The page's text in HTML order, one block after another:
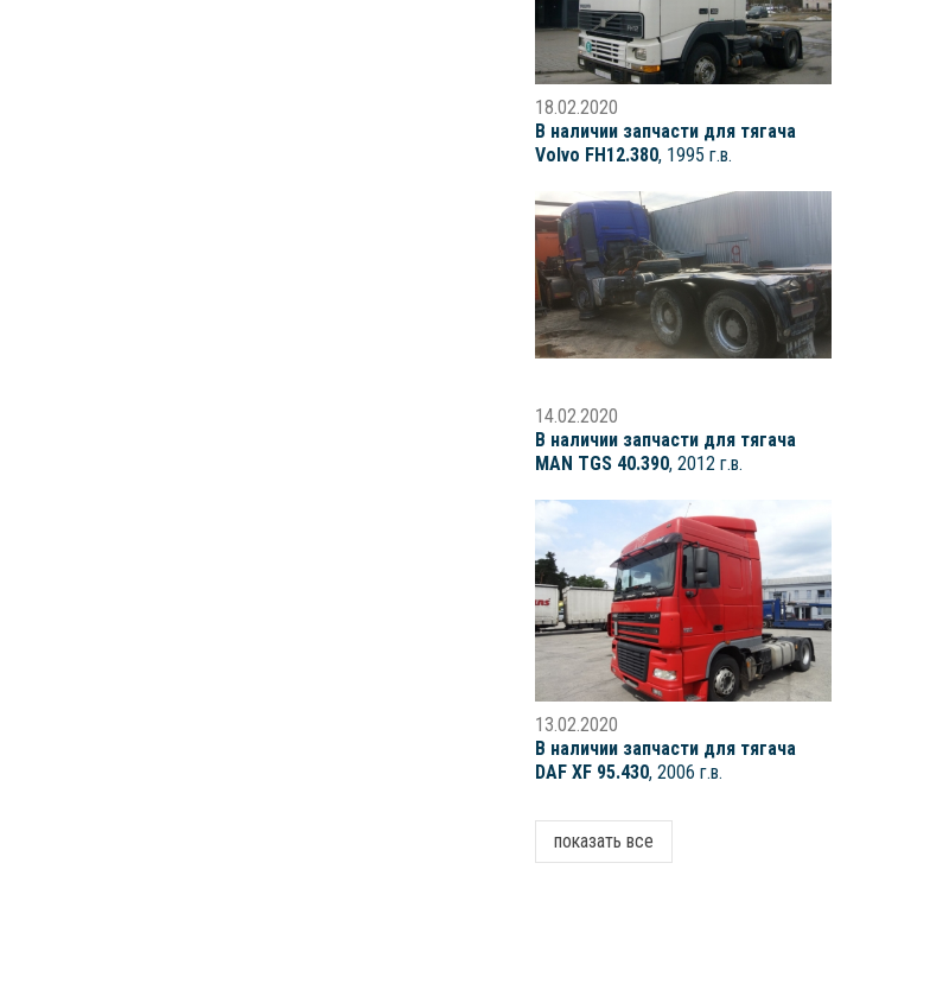
18.02.2020
В наличии запчасти для тягача
Volvo FH12.380, 1995 г.в.
14.02.2020
В наличии запчасти для тягача
MAN TGS 40.390, 2012 г.в.
13.02.2020
В наличии запчасти для тягача
DAF XF 95.430, 2006 г.в.
показать все